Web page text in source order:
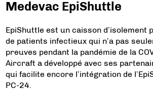
Medevac EpiShuttle
EpiShuttle est un caisson d’isolement
de patients infectieux qui n’a pas
preuves pendant la pandémie de la
Aircraft a développé avec ses
qui facilite encore l’intégration de
PC-24.